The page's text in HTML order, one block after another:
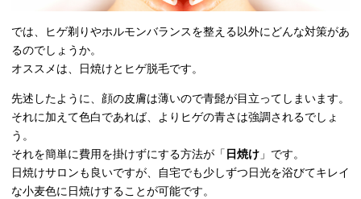
では、ヒゲ剃りやホルモンバランスを整える以外にどんな対策があ
るのでしょうか。
オススメは、日焼けとヒゲ脱毛です。
先述したように、顔の皮膚は薄いので青髭が目立ってしまいます。
それに加えて色白であれば、よりヒゲの青さは強調されるでしょ
う。
それを簡単に費用を掛けずにする方法が「 日焼け 」です。
日焼けサロンも良いですが、自宅でも少しずつ日光を浴びてキレイ
な小麦色に日焼けすることが可能です。